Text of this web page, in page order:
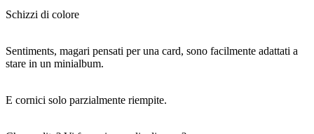
Schizzi di colore
Sentiments, magari pensati per una card, sono facilmente adattati a
stare in un minialbum.
E cornici solo parzialmente riempite.